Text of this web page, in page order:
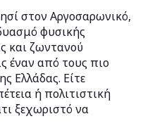
στον Αργοσαρωνικό,
φυσικής
και ζωντανού
έναν από τους πιο
Ελλάδας. Είτε
ή πολιτιστική
ξεχωριστό να